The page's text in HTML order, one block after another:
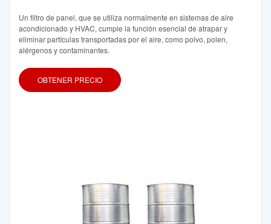
Un filtro de panel, que se utiliza normalmente en sistemas de aire
acondicionado y HVAC, cumple la función esencial de atrapar y
eliminar partículas transportadas por el aire, como polvo, polen,
alérgenos y contaminantes.
OBTENER PRECIO